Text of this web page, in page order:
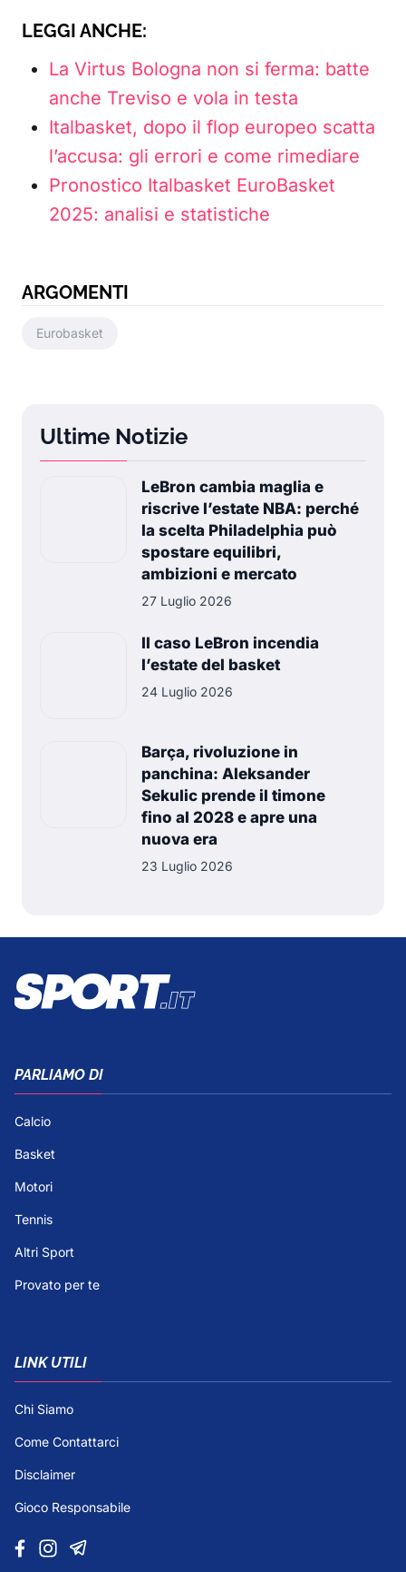
LEGGI ANCHE:
La Virtus Bologna non si ferma: batte
anche Treviso e vola in testa
Italbasket, dopo il flop europeo scatta
l’accusa: gli errori e come rimediare
Pronostico Italbasket EuroBasket
2025: analisi e statistiche
ARGOMENTI
Eurobasket
Ultime Notizie
LeBron cambia maglia e
riscrive l’estate NBA: perché
la scelta Philadelphia può
spostare equilibri,
ambizioni e mercato
27 Luglio 2026
Il caso LeBron incendia
l’estate del basket
24 Luglio 2026
Barça, rivoluzione in
panchina: Aleksander
Sekulic prende il timone
fino al 2028 e apre una
nuova era
23 Luglio 2026
PARLIAMO DI
Calcio
Basket
Motori
Tennis
Altri Sport
Provato per te
LINK UTILI
Chi Siamo
Come Contattarci
Disclaimer
Gioco Responsabile